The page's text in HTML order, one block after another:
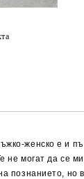
женско е и
могат да се
познанието, но